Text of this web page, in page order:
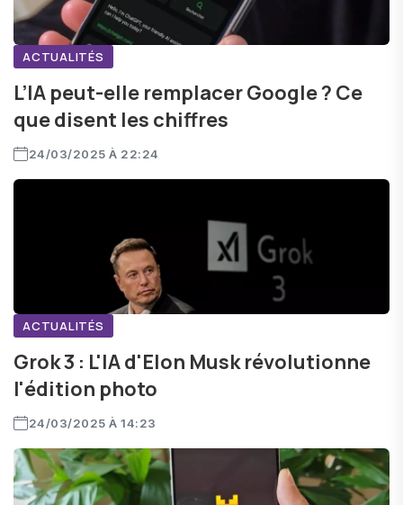
ACTUALITÉS
L’IA peut-elle remplacer Google ? Ce
que disent les chiffres
24/03/2025 À 22:24
ACTUALITÉS
Grok 3 : L'IA d'Elon Musk révolutionne
l'édition photo
24/03/2025 À 14:23